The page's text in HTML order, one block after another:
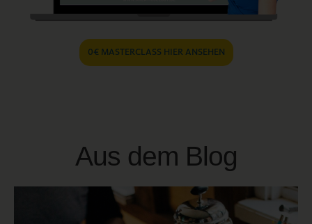
0€ MASTERCLASS HIER ANSEHEN
Aus dem Blog